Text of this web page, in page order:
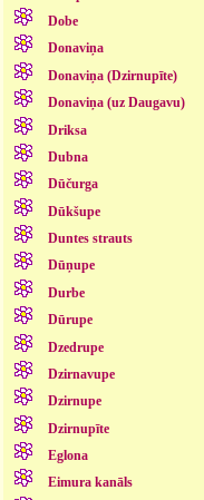
Dobe
Donaviņa
Donaviņa (Dzirnupīte)
Donaviņa (uz Daugavu)
Driksa
Dubna
Dūčurga
Dūkšupe
Duntes strauts
Dūņupe
Durbe
Dūrupe
Dzedrupe
Dzirnavupe
Dzirnupe
Dzirnupīte
Eglona
Eimura kanāls